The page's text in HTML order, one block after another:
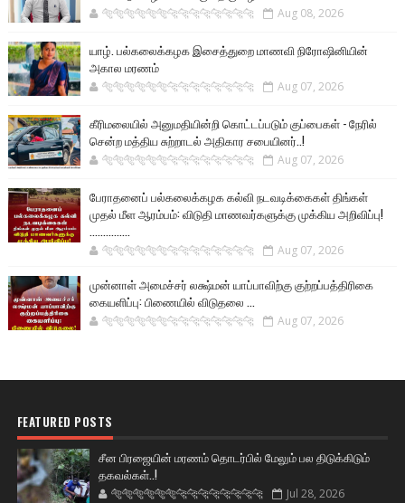
🐅🐅🐅🐅🐅🐅🐆🐆🐆🐆🐆🐆🐆🐆 Aug 08, 2026
யாழ். பல்கலைக்கழக இசைத்துறை மாணவி நிரோஷினியின்
அகால மரணம்
🐅🐅🐅🐅🐅🐅🐆🐆🐆🐆🐆🐆🐆🐆 Aug 07, 2026
கீரிமலையில் அனுமதியின்றி கொட்டப்படும் குப்பைகள் - நேரில்
சென்ற மத்திய சுற்றாடல் அதிகார சபையினர்..!
🐅🐅🐅🐅🐅🐅🐆🐆🐆🐆🐆🐆🐆🐆 Aug 07, 2026
பேராதனைப் பல்கலைக்கழக கல்வி நடவடிக்கைகள் திங்கள்
முதல் மீள ஆரம்பம்: விடுதி மாணவர்களுக்கு முக்கிய அறிவிப்பு!
...............
🐅🐅🐅🐅🐅🐅🐆🐆🐆🐆🐆🐆🐆🐆 Aug 07, 2026
முன்னாள் அமைச்சர் லக்ஷ்மன் யாப்பாவிற்கு குற்றப்பத்திரிகை
கையளிப்பு: பிணையில் விடுதலை ...
🐅🐅🐅🐅🐅🐅🐆🐆🐆🐆🐆🐆🐆🐆 Aug 07, 2026
FEATURED POSTS
சீன பிரஜையின் மரணம் தொடர்பில் மேலும் பல திடுக்கிடும்
தகவல்கள்..!
🐅🐅🐅🐅🐅🐅🐆🐆🐆🐆🐆🐆🐆🐆 Jul 28, 2026